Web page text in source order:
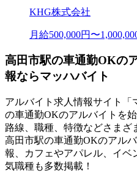
KHG株式会社
月給500,000円〜
高田市駅の車通勤OKの
報ならマッハバイト
アルバイト求人情報サイト「
の車通勤OKのアルバイトを
路線、職種、特徴などさまざ
高田市駅の車通勤OKのアル
報、カフェやアパレル、イベ
気職種も多数掲載！